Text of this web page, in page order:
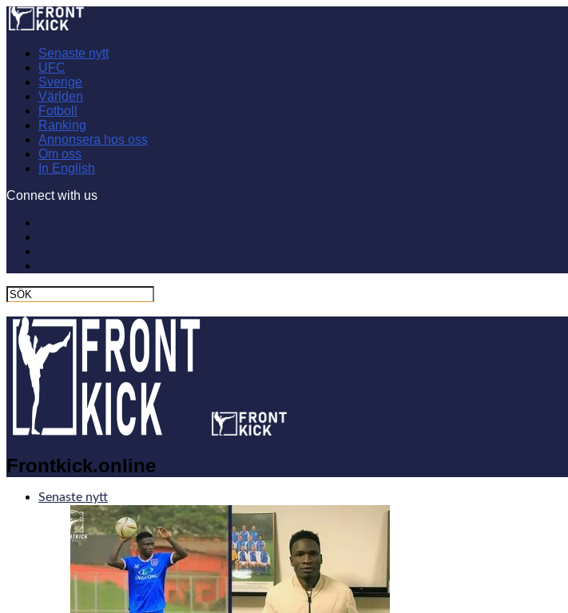
Senaste nytt
UFC
Sverige
Världen
Fotboll
Ranking
Annonsera hos oss
Om oss
In English
Connect with us
Frontkick.online
Senaste nytt